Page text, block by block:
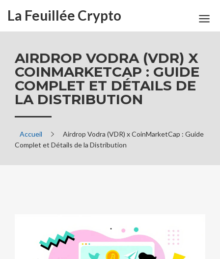
La Feuillée Crypto
AIRDROP VODRA (VDR) X
COINMARKETCAP : GUIDE
COMPLET ET DÉTAILS DE
LA DISTRIBUTION
Accueil
Airdrop Vodra (VDR) x CoinMarketCap : Guide
Complet et Détails de la Distribution